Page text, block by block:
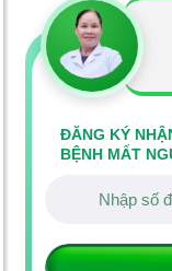
ĐĂNG KÝ
BỆNH MẤT